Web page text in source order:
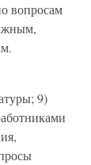
вопросам
9)